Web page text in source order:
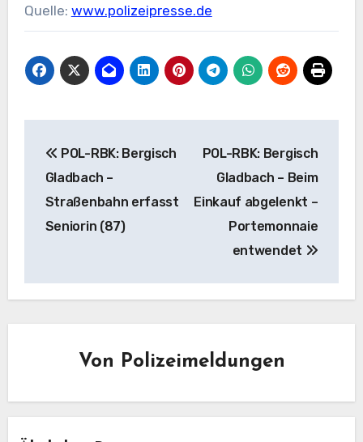
Quelle: www.polizeipresse.de
POL-RBK: Bergisch
Gladbach –
Straßenbahn erfasst
Seniorin (87)
POL-RBK: Bergisch
Gladbach – Beim
Einkauf abgelenkt –
Portemonnaie
entwendet
Von Polizeimeldungen